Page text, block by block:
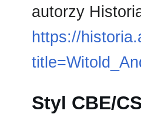
autorzy
https://
Styl CBE/